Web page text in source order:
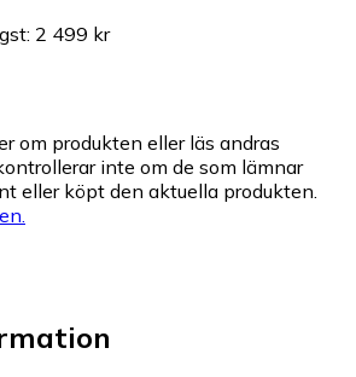
: 2 499 kr
om produkten eller läs andras
inte om de som lämnar
eller köpt den aktuella produkten.